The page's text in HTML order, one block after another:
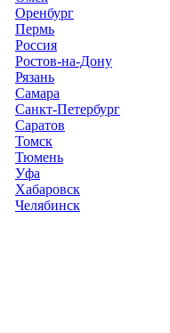
Оренбург
Пермь
Россия
Ростов-на-Дону
Рязань
Самара
Санкт-Петербург
Саратов
Томск
Тюмень
Уфа
Хабаровск
Челябинск